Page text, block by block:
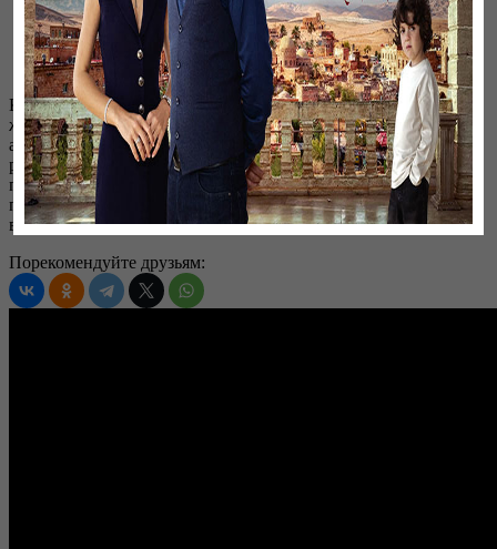
Жанр:
Комедийный сериал
Язык: Казахский
Хронометраж: 22 минуты
Комедийный сериал для всей семьи о трудностях переезда и
жизни в большом городе. Простая казахская семья живет в
ауле. Ради образования и будущего детей любящие родители
решаются на переезд в Алматы. Теперь выходцам из аула
приходится жить в ритме мегаполиса. Главные герои
постоянно попадают в комичные ситуации и пытаются найти
выход из них с оптимизмом и чувством юмора.
Порекомендуйте друзьям: